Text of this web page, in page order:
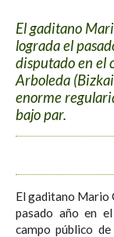
El gaditano
lograda el
disputado en el
Arboleda
enorme
bajo par.
El gaditano Mario
pasado año en
campo público